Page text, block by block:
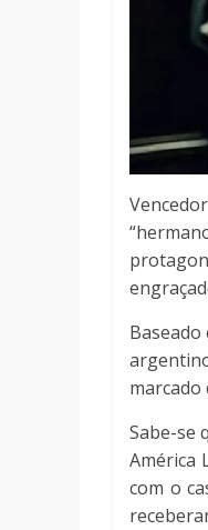
Sabe-se
América
com o